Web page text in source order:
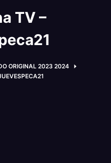
TV –
ORIGINAL 2023 2024